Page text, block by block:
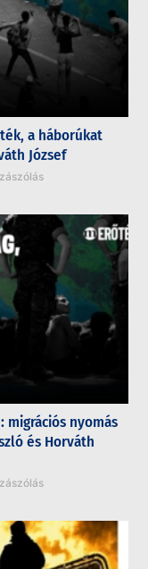
a háborúkat
József
migrációs nyomás
és Horváth